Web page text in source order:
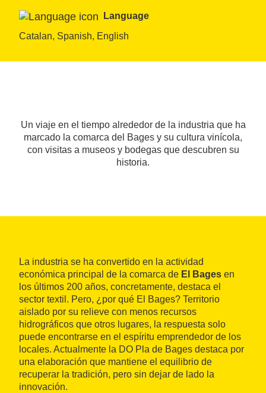
Language
Catalan, Spanish, English
Un viaje en el tiempo alrededor de la industria que ha
marcado la comarca del Bages y su cultura vinícola,
con visitas a museos y bodegas que descubren su
historia.
La industria se ha convertido en la actividad
económica principal de la comarca de El Bages en
los últimos 200 años, concretamente, destaca el
sector textil. Pero, ¿por qué El Bages? Territorio
aislado por su relieve con menos recursos
hidrográficos que otros lugares, la respuesta solo
puede encontrarse en el espíritu emprendedor de los
locales. Actualmente la DO Pla de Bages destaca por
una elaboración que mantiene el equilibrio de
recuperar la tradición, pero sin dejar de lado la
innovación.